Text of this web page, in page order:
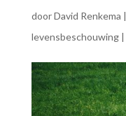
doorDavid Renkema |
levensbeschouwing|